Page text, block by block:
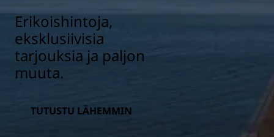
Erikoishintoja,
eksklusiivisia
tarjouksia ja paljon
muuta.
TUTUSTU LÄHEMMIN